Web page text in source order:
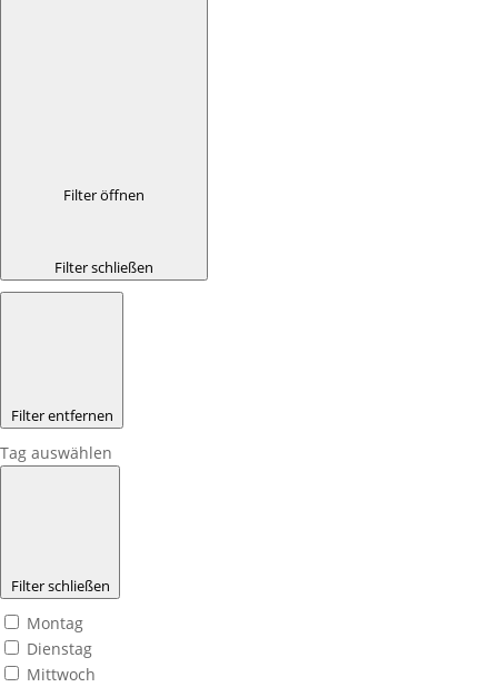
Filter öffnen
Filter schließen
Filter entfernen
Tag auswählen
Filter schließen
Montag
Dienstag
Mittwoch